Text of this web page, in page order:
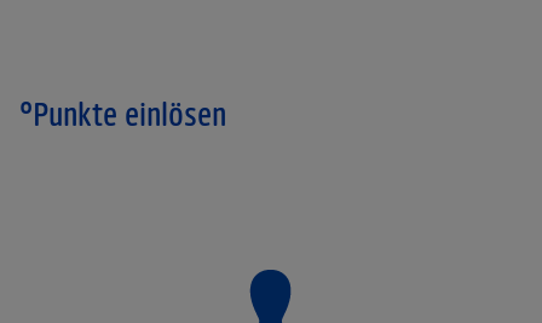
°Punkte einlösen